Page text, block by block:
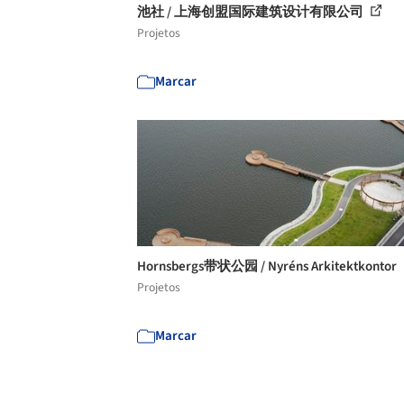
池社 / 上海创盟国际建筑设计有限公司
Projetos
Marcar
Hornsbergs带状公园 / Nyréns Arkitektkontor
Projetos
Marcar